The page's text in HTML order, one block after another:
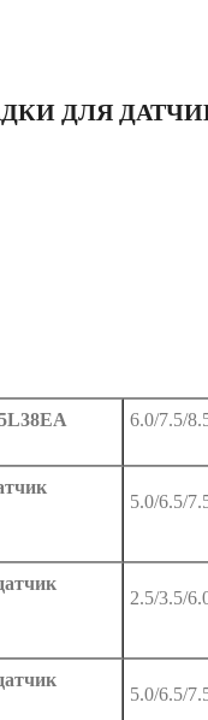
ДЛЯ
6.0/7.5/
5.0/6.5/
2.5/3.5/
5.0/6.5/